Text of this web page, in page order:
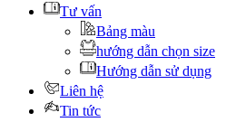
Tư vấn
Bảng màu
hướng dẫn chọn size
Hướng dẫn sử dụng
Liên hệ
Tin tức